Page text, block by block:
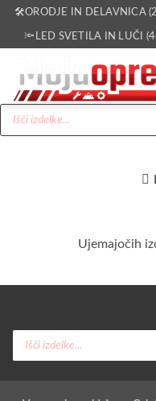
Skoči
vsebino
🛠️ORODJE IN DELAVNICA
🔦LED SVETILA IN LUČI
Products
search
Ujemajočih
Products
search